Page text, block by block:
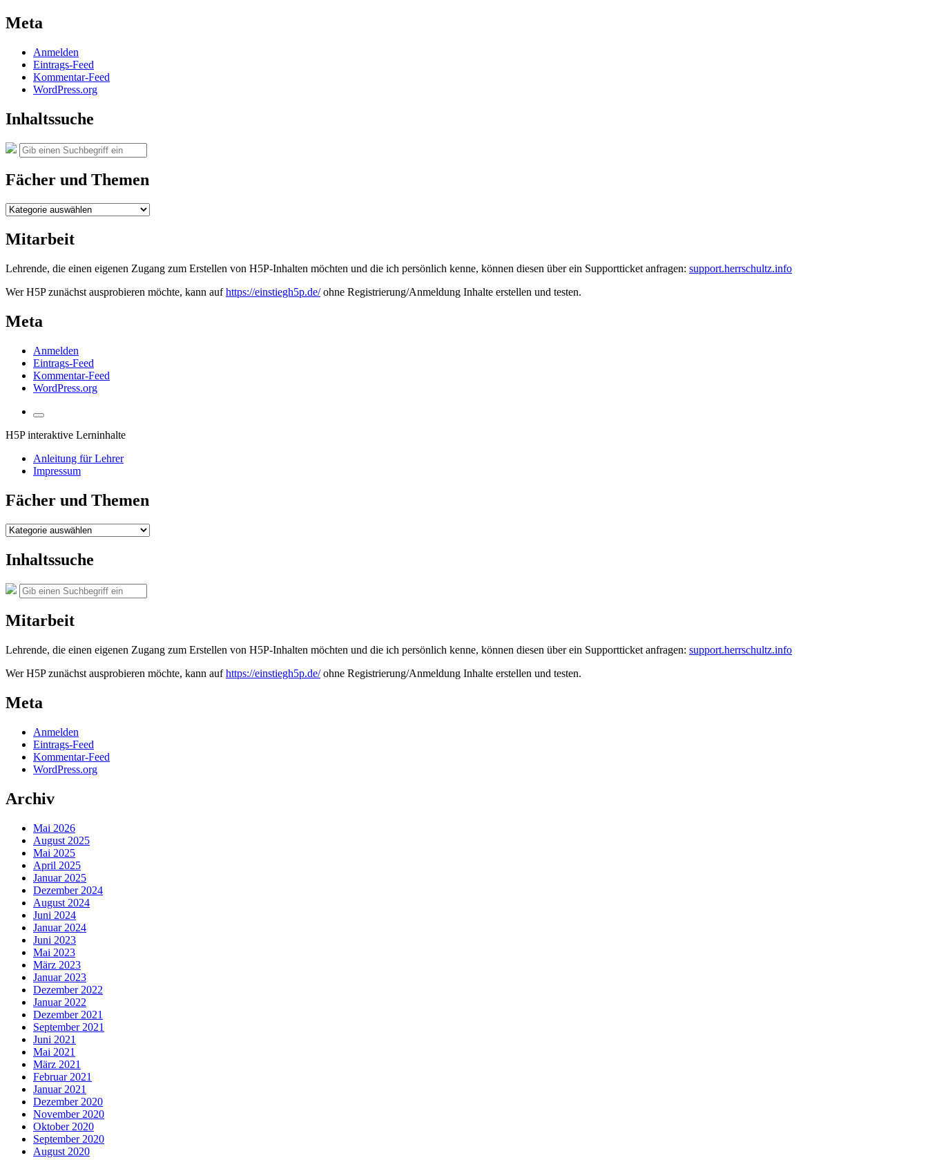
Meta
Anmelden
Eintrags-Feed
Kommentar-Feed
WordPress.org
Inhaltssuche
Suche
nach:
Suchen
Fächer und Themen
Fächer
Themen
Mitarbeit
Lehrende, die einen eigenen Zugang zum Erstellen von H5P-Inhalten möchten und die ich persönlich kenne, können diesen über ein Supportticket anfragen: support.herrschultz.info
Wer H5P zunächst ausprobieren möchte, kann aufhttps://einstiegh5p.de/ohne Registrierung/Anmeldung Inhalte erstellen und testen.
Meta
Anmelden
Eintrags-Feed
Kommentar-Feed
WordPress.org
Suchfeld
umschalten
H5P interaktive Lerninhalte
Anleitung für Lehrer
Impressum
Fächer und Themen
Fächer
Themen
Inhaltssuche
Suche
nach:
Suchen
Mitarbeit
Lehrende, die einen eigenen Zugang zum Erstellen von H5P-Inhalten möchten und die ich persönlich kenne, können diesen über ein Supportticket anfragen: support.herrschultz.info
Wer H5P zunächst ausprobieren möchte, kann aufhttps://einstiegh5p.de/ohne Registrierung/Anmeldung Inhalte erstellen und testen.
Meta
Anmelden
Eintrags-Feed
Kommentar-Feed
WordPress.org
Archiv
Mai 2026
August 2025
Mai 2025
April 2025
Januar 2025
Dezember 2024
August 2024
Juni 2024
Januar 2024
Juni 2023
Mai 2023
März 2023
Januar 2023
Dezember 2022
Januar 2022
Dezember 2021
September 2021
Juni 2021
Mai 2021
März 2021
Februar 2021
Januar 2021
Dezember 2020
November 2020
Oktober 2020
September 2020
August 2020